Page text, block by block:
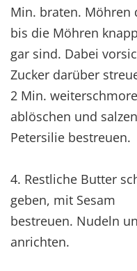
Min. braten. Möhren
bis die Möhren knapp
gar sind. Dabei
Zucker darüber
2 Min.
ablöschen und
Petersilie bestreuen.
4. Restliche Butter
geben, mit Sesam
bestreuen. Nudeln
anrichten.